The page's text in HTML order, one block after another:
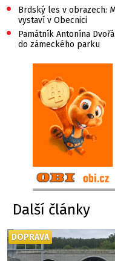
•
Brdský les v obrazech:
vystaví v Obecnici
•
Památník Antonína
do zámeckého parku
Další články
DOPRAVA